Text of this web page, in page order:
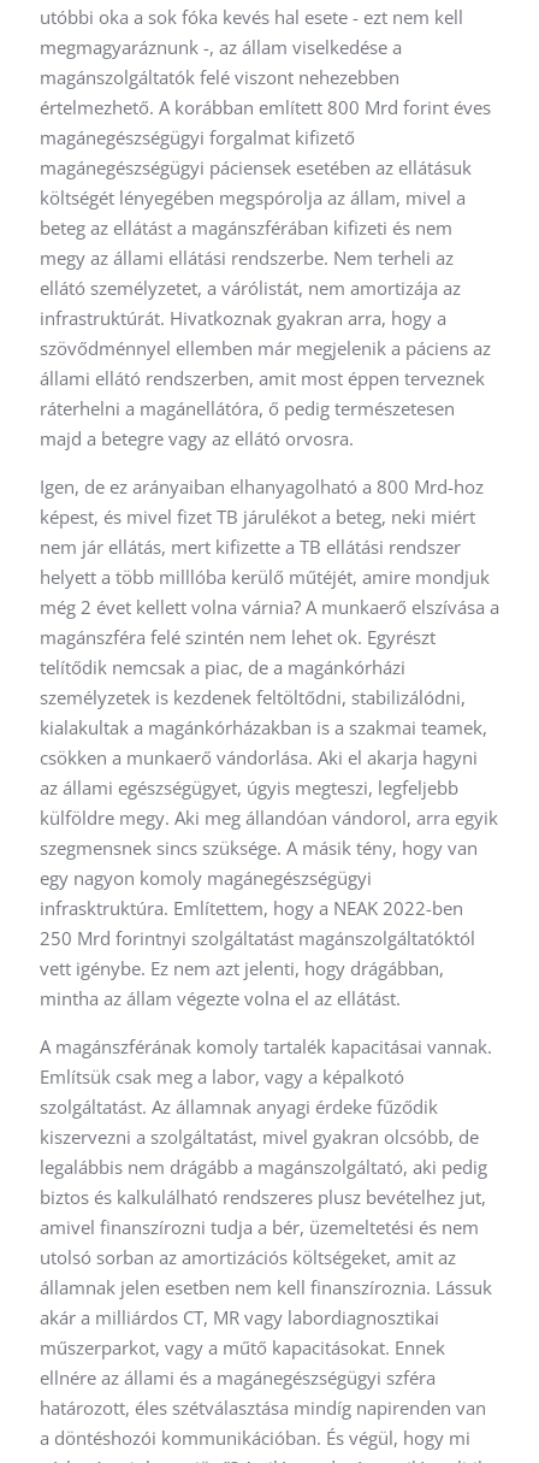
utóbbi oka a sok fóka kevés hal esete - ezt nem kell
megmagyaráznunk -, az állam viselkedése a
magánszolgáltatók felé viszont nehezebben
értelmezhető. A korábban említett 800 Mrd forint éves
magánegészségügyi forgalmat kifizető
magánegészségügyi páciensek esetében az ellátásuk
költségét lényegében megspórolja az állam, mivel a
beteg az ellátást a magánszférában kifizeti és nem
megy az állami ellátási rendszerbe. Nem terheli az
ellátó személyzetet, a várólistát, nem amortizája az
infrastruktúrát. Hivatkoznak gyakran arra, hogy a
szövődménnyel ellemben már megjelenik a páciens az
állami ellátó rendszerben, amit most éppen terveznek
ráterhelni a magánellátóra, ő pedig természetesen
majd a betegre vagy az ellátó orvosra.
Igen, de ez arányaiban elhanyagolható a 800 Mrd-hoz
képest, és mivel fizet TB járulékot a beteg, neki miért
nem jár ellátás, mert kifizette a TB ellátási rendszer
helyett a több milllóba kerülő műtéjét, amire mondjuk
még 2 évet kellett volna várnia? A munkaerő elszívása a
magánszféra felé szintén nem lehet ok. Egyrészt
telítődik nemcsak a piac, de a magánkórházi
személyzetek is kezdenek feltöltődni, stabilizálódni,
kialakultak a magánkórházakban is a szakmai teamek,
csökken a munkaerő vándorlása. Aki el akarja hagyni
az állami egészségügyet, úgyis megteszi, legfeljebb
külföldre megy. Aki meg állandóan vándorol, arra egyik
szegmensnek sincs szüksége. A másik tény, hogy van
egy nagyon komoly magánegészségügyi
infrasktruktúra. Említettem, hogy a NEAK 2022-ben
250 Mrd forintnyi szolgáltatást magánszolgáltatóktól
vett igénybe. Ez nem azt jelenti, hogy drágábban,
mintha az állam végezte volna el az ellátást.
A magánszférának komoly tartalék kapacitásai vannak.
Említsük csak meg a labor, vagy a képalkotó
szolgáltatást. Az államnak anyagi érdeke fűződik
kiszervezni a szolgáltatást, mivel gyakran olcsóbb, de
legalábbis nem drágább a magánszolgáltató, aki pedig
biztos és kalkulálható rendszeres plusz bevételhez jut,
amivel finanszírozni tudja a bér, üzemeltetési és nem
utolsó sorban az amortizációs költségeket, amit az
államnak jelen esetben nem kell finanszíroznia. Lássuk
akár a milliárdos CT, MR vagy labordiagnosztikai
műszerparkot, vagy a műtő kapacitásokat. Ennek
ellnére az állami és a magánegészségügyi szféra
határozott, éles szétválasztása mindíg napirenden van
a döntéshozói kommunikációban. És végül, hogy mi